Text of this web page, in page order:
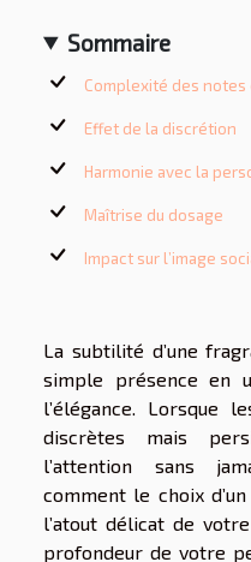
Sommaire
Complexité des
Effet de la discrétion
Harmonie avec la
Maîtrise du dosage
Impact sur l’image
La subtilité d’une
simple présence en
l’élégance. Lorsque
discrètes mais
l’attention sans
comment le choix
l’atout délicat de
profondeur de votre